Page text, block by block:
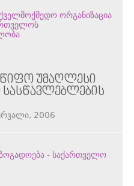
ორგანიზაცია
ᲣᲛᲐᲦᲚᲔᲡᲘ
2006
- საქართველო